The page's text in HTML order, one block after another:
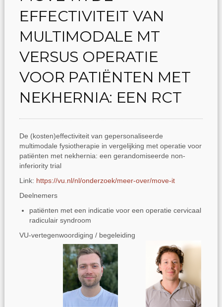
EFFECTIVITEIT VAN
MULTIMODALE MT
VERSUS OPERATIE
VOOR PATIËNTEN MET
NEKHERNIA: EEN RCT
De (kosten)effectiviteit van gepersonaliseerde
multimodale fysiotherapie in vergelijking met operatie voor
patiënten met nekhernia: een gerandomiseerde non-
inferiority trial
Link: https://vu.nl/nl/onderzoek/meer-over/move-it
Deelnemers
patiënten met een indicatie voor een operatie cervicaal
radiculair syndroom
VU-vertegenwoordiging / begeleiding